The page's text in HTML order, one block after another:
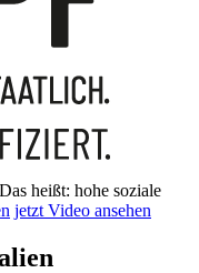
heißt: hohe soziale
jetzt Video ansehen